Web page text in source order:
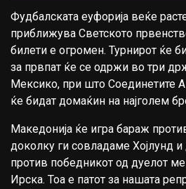
Фудбалската еуфорија веќе
приближува Светското
билети е огромен. Турнирот ќе
за првпат ќе се одржи во три
Мексико, при што Соединетите
ќе бидат домаќин на најголем
Македонија ќе игра бараж
доколку ги совладаме Хојлунд
против победникот од дуелот
Ирска. Тоа е патот за нашата